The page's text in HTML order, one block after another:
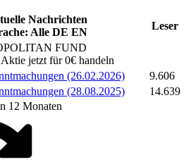
Nachrichten
Alle DE EN
Leser
FUND
Aktie jetzt für 0€ handeln
(26.02.2026)
9.606
(28.08.2025)
14.639
12 Monaten